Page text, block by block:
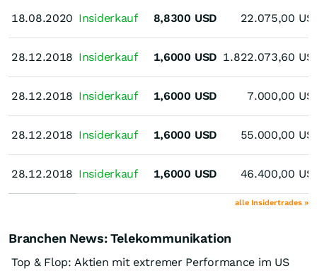
18.08.2020
28.12.2018
28.12.2018
28.12.2018
28.12.2018
18.08.2020 Insiderkauf 8,8300 USD 22.075,00
28.12.2018 Insiderkauf 1,6000 USD 1.822.073,60
28.12.2018 Insiderkauf 1,6000 USD 7.000,00
28.12.2018 Insiderkauf 1,6000 USD 55.000,00
28.12.2018 Insiderkauf 1,6000 USD 46.400,00
alle Insidertrades »
Branchen News: Telekommunikation
Top & Flop: Aktien mit extremer Performance im US